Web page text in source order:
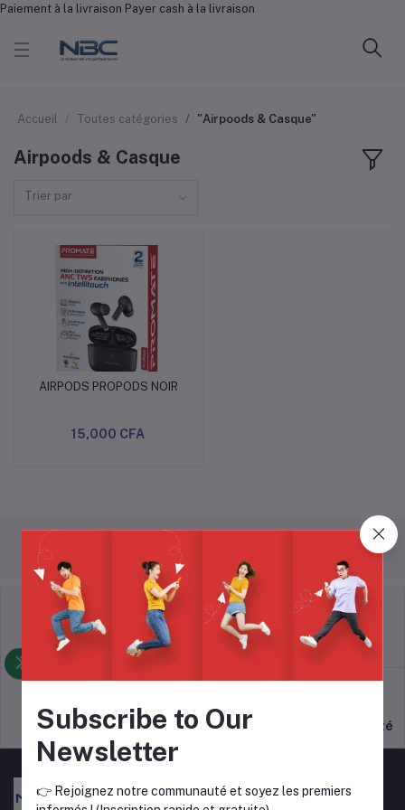
Paiement à la livraison Payer cash à la livraison
Accueil Toutes catégories "Airpoods & Casque"
Airpoods & Casque
Trier par
Ajouter au panier
AIRPODS PROPODS NOIR
15,000 CFA
Termes et conditions
Politique de retour
Politique d'assistance Politique de confidentialité
Subscribe to Our
Newsletter
👉 Rejoignez notre communauté et soyez les premiers